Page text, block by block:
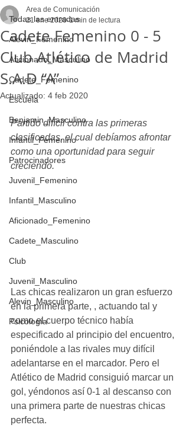
Todas las entradas
Alevin_Femenino
Aficionado_Masculino
Cadete_Femenino
Escuela
Benjamin_Masculino
Infantil_Femenino
Patrocinadores
Juvenil_Femenino
Infantil_Masculino
Aficionado_Femenino
Cadete_Masculino
Club
Juvenil_Masculino
Alevin_Masculino
Psicología
Cadete Femenino 0 - 5
Club Atlético de Madrid
S.A.D “A”
Area de Comunicación
21 ene 2020 1 min de lectura
Actualizado: 4 feb 2020
Partido difícil contra las primeras
clasificadas, el cual debíamos afrontar
como una oportunidad para seguir
creciendo.
Las chicas realizaron un gran esfuerzo
en la primera parte, , actuando tal y
como el cuerpo técnico había
especificado al principio del encuentro,
poniéndole a las rivales muy difícil
adelantarse en el marcador. Pero el
Atlético de Madrid consiguió marcar un
gol, yéndonos así 0-1 al descanso con
una primera parte de nuestras chicas
perfecta.